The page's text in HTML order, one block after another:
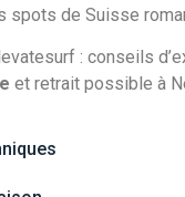
spots de Suisse
: conseils
et retrait possible à